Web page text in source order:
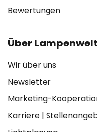
Bewertungen
Über
Wir über uns
Newsletter
Marketing-
Karriere |